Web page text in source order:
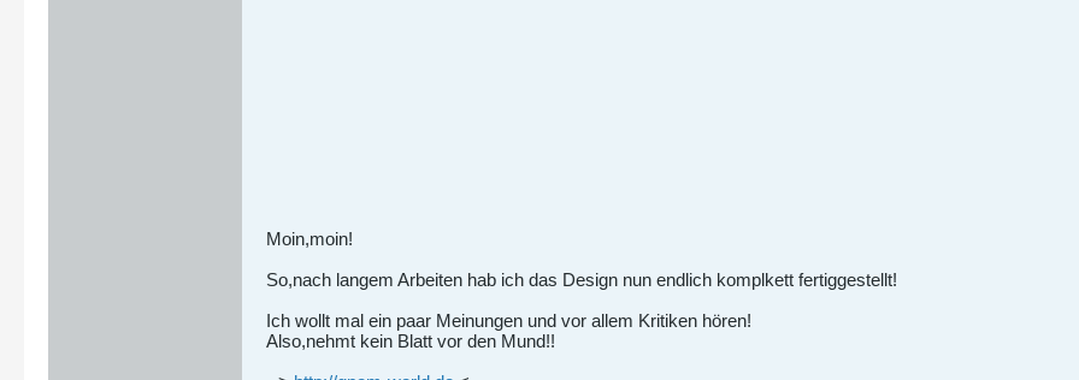
Moin,moin!
So,nach langem Arbeiten hab ich das Design nun endlich komplkett fertiggestellt!
Ich wollt mal ein paar Meinungen und vor allem Kritiken hören!
Also,nehmt kein Blatt vor den Mund!!